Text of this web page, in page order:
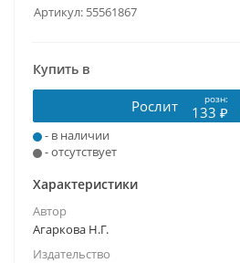
Артикул: 55561867
Купить в
Рослит розн:
133 ₽
- в наличии
- отсутствует
Характеристики
Автор
Агаркова Н.Г.
Издательство